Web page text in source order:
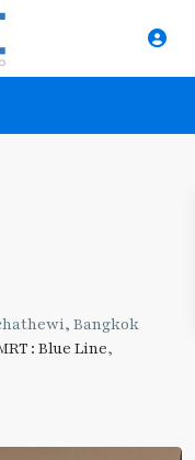
Bangkok
: Blue Line,